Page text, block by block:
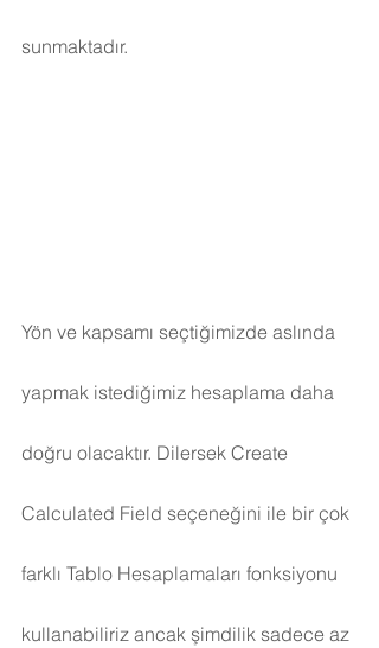
sunmaktadır.
Yön ve kapsamı seçtiğimizde aslında
yapmak istediğimiz hesaplama daha
doğru olacaktır. Dilersek Create
Calculated Field seçeneğini ile bir çok
farklı Tablo Hesaplamaları fonksiyonu
kullanabiliriz ancak şimdilik sadece az